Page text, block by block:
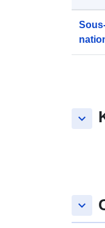
keyboard_arrow_down
keyboard_arrow_down